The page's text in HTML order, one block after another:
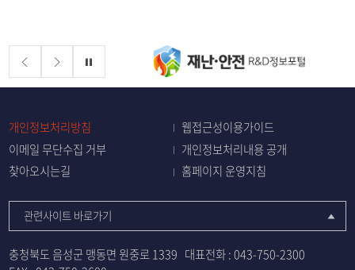
배너존
개인정보처리방침
웹접근성이용가이드
이메일 무단수집 거부
개인정보처리내용 공개
찾아오시는길
홈페이지 운영지침
관련사이트 바로가기
충청북도 음성군 맹동면 원중로 1339 대표전화 :043-750-2300